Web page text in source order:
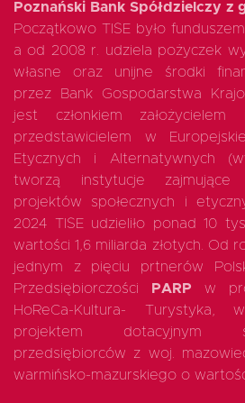
Poznański Bank Spółdzielczy z
Początkowo TISE było
a od 2008 r. udziela pożyczek
własne oraz unijne środki
przez Bank Gospodarstwa
jest członkiem
przedstawicielem w
Etycznych i Alternatywnych
tworzą instytucje zajmujące
projektów społecznych i
2024 TISE udzieliło ponad 10
wartości 1,6 miliarda złotych. Od
jednym z pięciu prtnerów
Przedsiębiorczości
PARP w
HoReCa-Kultura- Turystyka,
projektem dotacyjnym
przedsiębiorców z woj.
warmińsko-mazurskiego o